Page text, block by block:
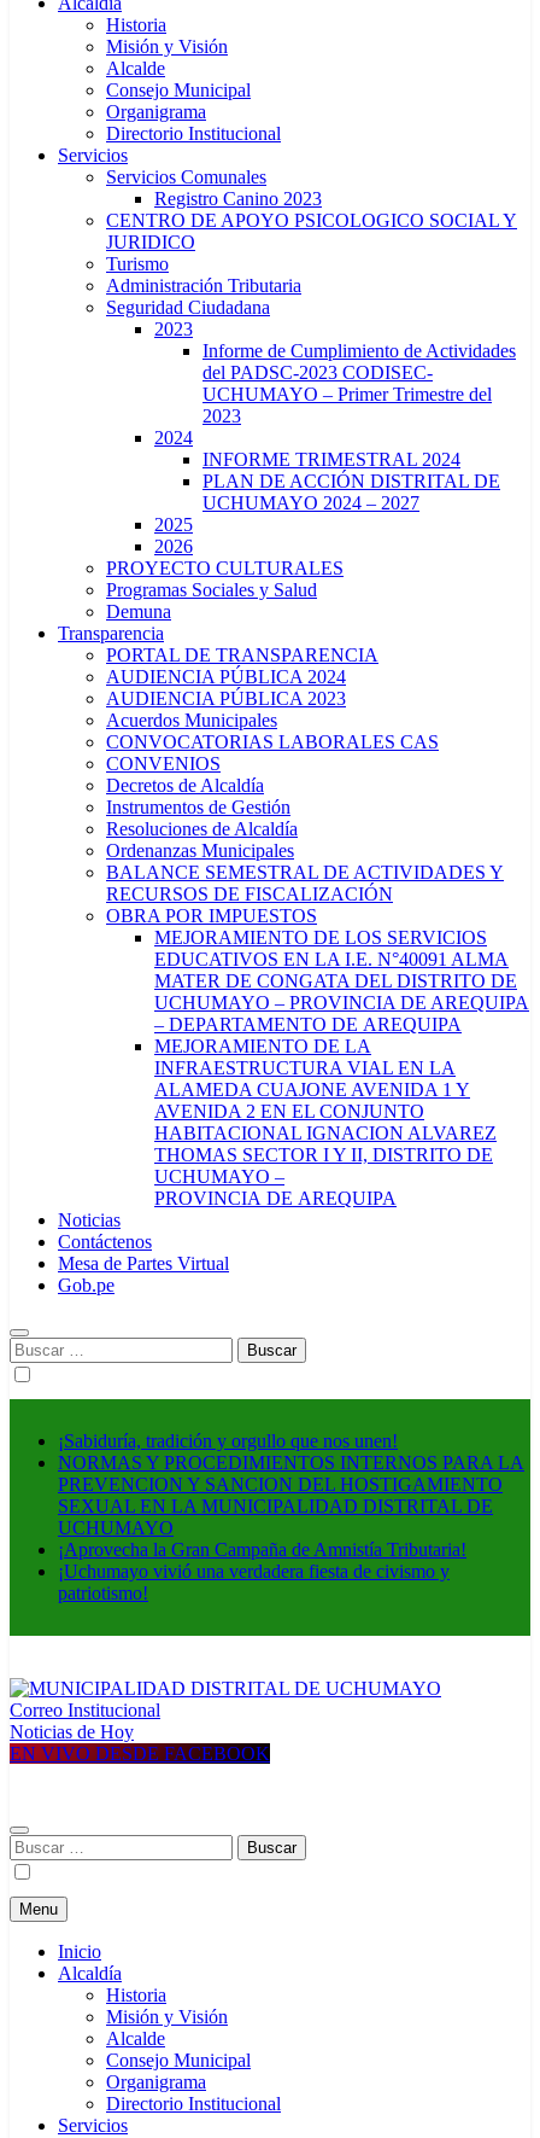
Historia
Misión y Visión
Alcalde
Consejo Municipal
Organigrama
Directorio Institucional
Servicios
Servicios Comunales
Registro Canino 2023
CENTRO DE APOYO PSICOLOGICO SOCIAL Y
JURIDICO
Turismo
Administración Tributaria
Seguridad Ciudadana
2023
Informe de Cumplimiento de Actividades
del PADSC-2023 CODISEC-
UCHUMAYO – Primer Trimestre del
2023
2024
INFORME TRIMESTRAL 2024
PLAN DE ACCIÓN DISTRITAL DE
UCHUMAYO 2024 – 2027
2025
2026
PROYECTO CULTURALES
Programas Sociales y Salud
Demuna
Transparencia
PORTAL DE TRANSPARENCIA
AUDIENCIA PÚBLICA 2024
AUDIENCIA PÚBLICA 2023
Acuerdos Municipales
CONVOCATORIAS LABORALES CAS
CONVENIOS
Decretos de Alcaldía
Instrumentos de Gestión
Resoluciones de Alcaldía
Ordenanzas Municipales
BALANCE SEMESTRAL DE ACTIVIDADES Y
RECURSOS DE FISCALIZACIÓN
OBRA POR IMPUESTOS
MEJORAMIENTO DE LOS SERVICIOS
EDUCATIVOS EN LA I.E. N°40091 ALMA
MATER DE CONGATA DEL DISTRITO DE
UCHUMAYO – PROVINCIA DE AREQUIPA
– DEPARTAMENTO DE AREQUIPA
MEJORAMIENTO DE LA
INFRAESTRUCTURA VIAL EN LA
ALAMEDA CUAJONE AVENIDA 1 Y
AVENIDA 2 EN EL CONJUNTO
HABITACIONAL IGNACION ALVAREZ
THOMAS SECTOR I Y II, DISTRITO DE
UCHUMAYO –
PROVINCIA DE AREQUIPA
Noticias
Contáctenos
Mesa de Partes Virtual
Gob.pe
Buscar:
¡Sabiduría, tradición y orgullo que nos unen!
NORMAS Y PROCEDIMIENTOS INTERNOS PARA LA
PREVENCION Y SANCION DEL HOSTIGAMIENTO
SEXUAL EN LA MUNICIPALIDAD DISTRITAL DE
UCHUMAYO
¡Aprovecha la Gran Campaña de Amnistía Tributaria!
¡Uchumayo vivió una verdadera fiesta de civismo y
patriotismo!
MUNICIPALIDAD DISTRITAL DE UCHUMAYO
Construyendo una nueva Historia
Correo Institucional
Noticias de Hoy
EN VIVO DESDE FACEBOOK
Buscar:
Menu
Inicio
Alcaldía
Historia
Misión y Visión
Alcalde
Consejo Municipal
Organigrama
Directorio Institucional
Servicios